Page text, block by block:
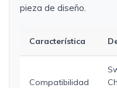
pieza de diseño.
Característica
Compatibilidad